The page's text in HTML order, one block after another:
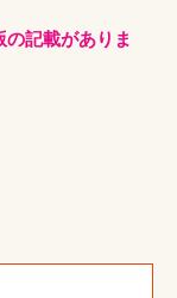
の記載がありま